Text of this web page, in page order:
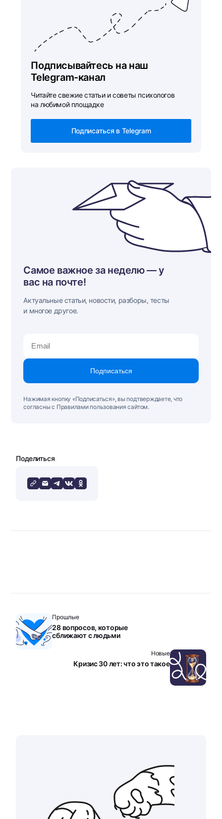
Подписывайтесь на наш
Telegram-канал
Читайте свежие статьи и советы психологов
на любимой площадке
Подписаться в Telegram
Самое важное за неделю — у
вас на почте!
Актуальные статьи, новости, разборы, тесты
и многое другое.
Подписаться
Нажимая кнопку «Подписаться», вы подтверждаете, что
согласны с Правилами пользования сайтом.
Поделиться
Прошлые
28 вопросов, которые
сближают с людьми
Новые
Кризис 30 лет: что это такое